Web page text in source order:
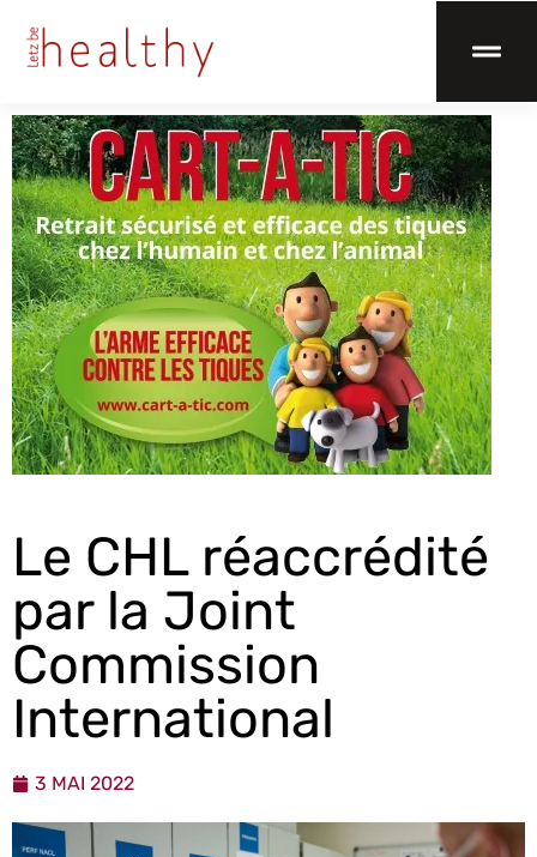
Le CHL réaccrédité
par la Joint
Commission
International
3 MAI 2022